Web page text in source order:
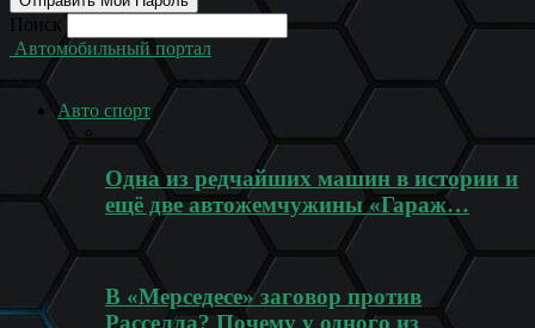
Поиск
Автомобильный портал
Авто спорт
Одна из редчайших машин в истории и
ещё две автожемчужины «Гараж…
В «Мерседесе» заговор против
Расселла? Почему у одного из